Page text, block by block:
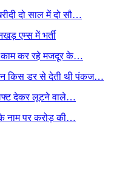
दो साल में दो सौ…
एम्स में भर्ती
काम कर रहे मजदूर के…
किस डर से देती थी पंकज…
देकर लूटने वाले…
के नाम पर करोड़ की…